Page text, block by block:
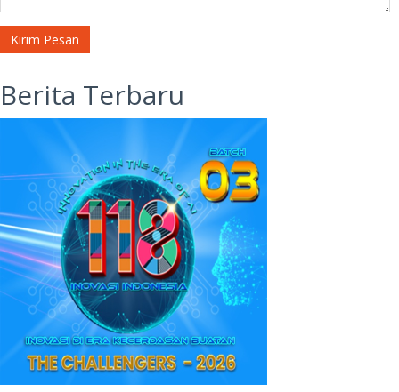
Kirim Pesan
Berita Terbaru